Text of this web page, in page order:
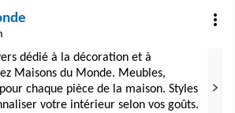
dédié à la décoration et à
Maisons du Monde. Meubles,
chaque pièce de la maison. Styles
votre intérieur selon vos goûts.